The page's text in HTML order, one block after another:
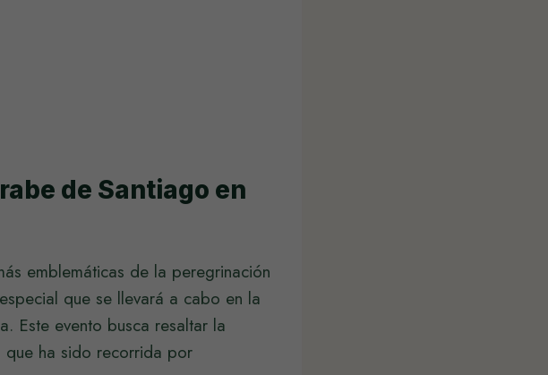
de Santiago en
emblemáticas de la peregrinación
que se llevará a cabo en la
Este evento busca resaltar la
que ha sido recorrida por